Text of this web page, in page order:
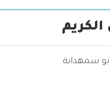
سمهدانة